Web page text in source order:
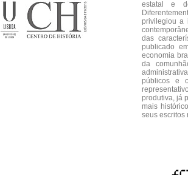
estatal e
privilegiou a
das
publicado
economia
da
públicos e
produtiva, já
mais
seus escritos